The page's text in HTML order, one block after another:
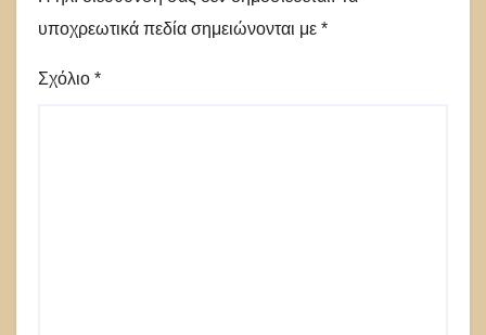
υποχρεωτικά πεδία σημειώνονται με *
Σχόλιο *